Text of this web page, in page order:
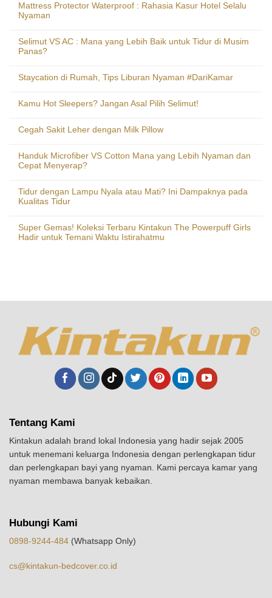
Mattress Protector Waterproof : Rahasia Kasur Hotel Selalu
Nyaman
Selimut VS AC : Mana yang Lebih Baik untuk Tidur di Musim
Panas?
Staycation di Rumah, Tips Liburan Nyaman #DariKamar
Kamu Hot Sleepers? Jangan Asal Pilih Selimut!
Cegah Sakit Leher dengan Milk Pillow
Handuk Microfiber VS Cotton Mana yang Lebih Nyaman dan
Cepat Menyerap?
Tidur dengan Lampu Nyala atau Mati? Ini Dampaknya pada
Kualitas Tidur
Super Gemas! Koleksi Terbaru Kintakun The Powerpuff Girls
Hadir untuk Temani Waktu Istirahatmu
Tentang Kami
Kintakun adalah brand lokal Indonesia yang hadir sejak 2005
untuk menemani keluarga Indonesia dengan perlengkapan tidur
dan perlengkapan bayi yang nyaman. Kami percaya kamar yang
nyaman membawa banyak kebaikan.
Hubungi Kami
0898-9244-484 (Whatsapp Only)
cs@kintakun-bedcover.co.id